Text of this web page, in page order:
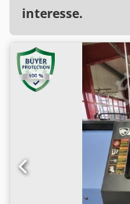
interesse.